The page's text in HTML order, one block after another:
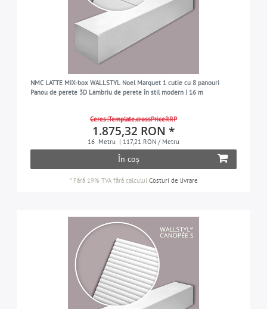
NMC LATTE MIX-box WALLSTYL Noel Marquet 1 cutie cu 8 panouri
Panou de perete 3D Lambriu de perete în stil modern | 16 m
Ceres::Template.crossPriceRRP
1.875,32 RON *
16 Metru | 117,21 RON / Metru
În coș
* Fără 19% TVAfără calculul Costuri de livrare